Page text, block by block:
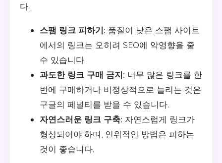
다:
스팸 링크 피하기: 품질이 낮은 스팸 사이트
에서의 링크는 오히려 SEO에 악영향을 줄
수 있습니다.
과도한 링크 구매 금지: 너무 많은 링크를 한
번에 구매하거나 비정상적으로 늘리는 것은
구글의 페널티를 받을 수 있습니다.
자연스러운 링크 구축: 자연스럽게 링크가
형성되어야 하며, 인위적인 방법은 피하는
것이 좋습니다.